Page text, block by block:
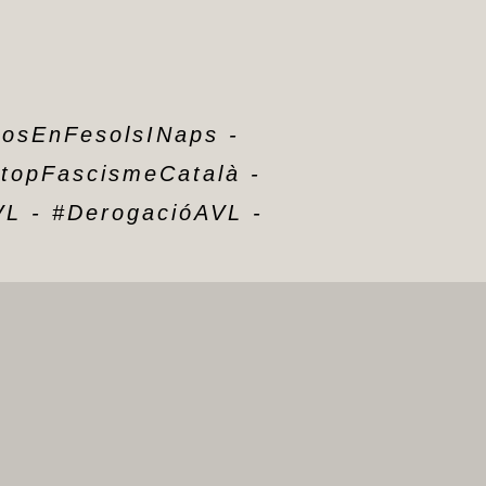
entre conflicte europeu i relat
nacional posterior
by Pedro Fuentes Caballero
-
-
- #DerogacióAVL
-